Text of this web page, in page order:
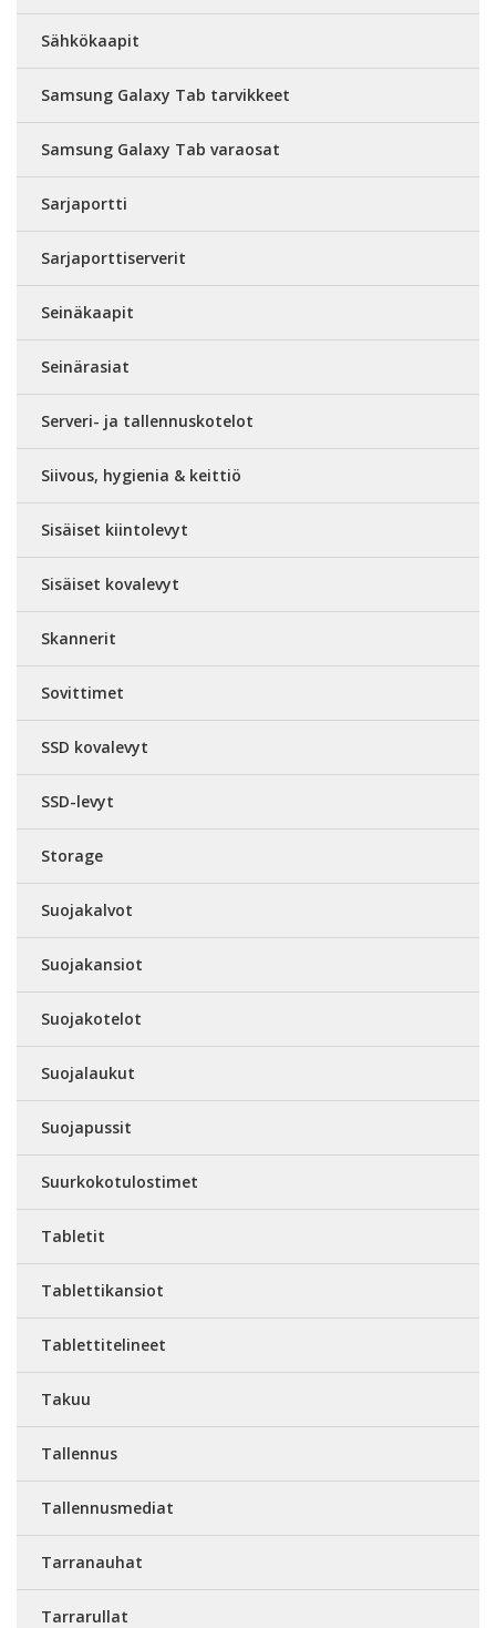
Sähkökaapit
Samsung Galaxy Tab tarvikkeet
Samsung Galaxy Tab varaosat
Sarjaportti
Sarjaporttiserverit
Seinäkaapit
Seinärasiat
Serveri- ja tallennuskotelot
Siivous, hygienia & keittiö
Sisäiset kiintolevyt
Sisäiset kovalevyt
Skannerit
Sovittimet
SSD kovalevyt
SSD-levyt
Storage
Suojakalvot
Suojakansiot
Suojakotelot
Suojalaukut
Suojapussit
Suurkokotulostimet
Tabletit
Tablettikansiot
Tablettitelineet
Takuu
Tallennus
Tallennusmediat
Tarranauhat
Tarrarullat